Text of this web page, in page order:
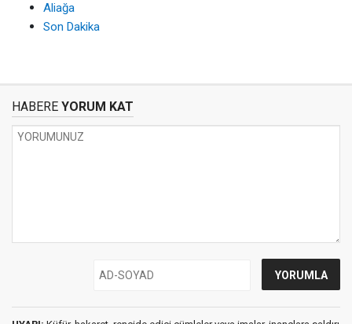
Aliağa
Son Dakika
HABERE YORUM KAT